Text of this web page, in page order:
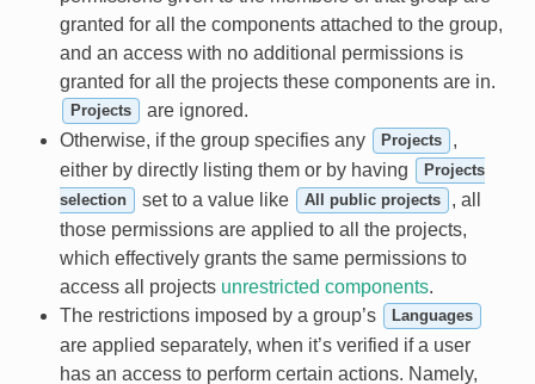
granted for all the components attached to the group,
and an access with no additional permissions is
granted for all the projects these components are in.
Projects
are ignored.
Otherwise, if the group specifies any
Projects
,
either by directly listing them or by having
Projects
selection
set to a value like All public projects
, all
those permissions are applied to all the projects,
which effectively grants the same permissions to
access all projects unrestricted components.
The restrictions imposed by a group’s
Languages
are applied separately, when it’s verified if a user
has an access to perform certain actions. Namely,